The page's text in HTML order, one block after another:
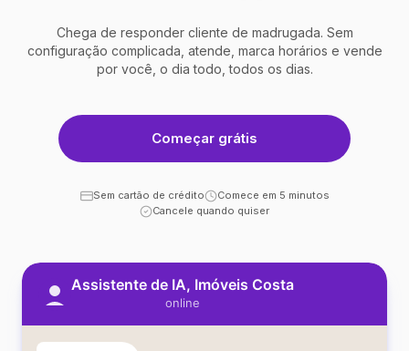
Chega de responder cliente de madrugada. Sem
configuração complicada, atende, marca horários e vende
por você, o dia todo, todos os dias.
Começar grátis
Sem cartão de crédito
Comece em 5 minutos
Cancele quando quiser
Assistente de IA, Imóveis Costa
online